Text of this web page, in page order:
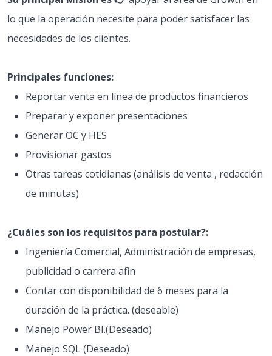
lo que la operación necesite para poder satisfacer las
necesidades de los clientes.
Principales funciones:
Reportar venta en línea de productos financieros
Preparar y exponer presentaciones
Generar OC y HES
Provisionar gastos
Otras tareas cotidianas (análisis de venta , redacción
de minutas)
¿Cuáles son los requisitos para postular?:
Ingeniería Comercial, Administración de empresas,
publicidad o carrera afin
Contar con disponibilidad de 6 meses para la
duración de la práctica. (deseable)
Manejo Power BI.(Deseado)
Manejo SQL (Deseado)